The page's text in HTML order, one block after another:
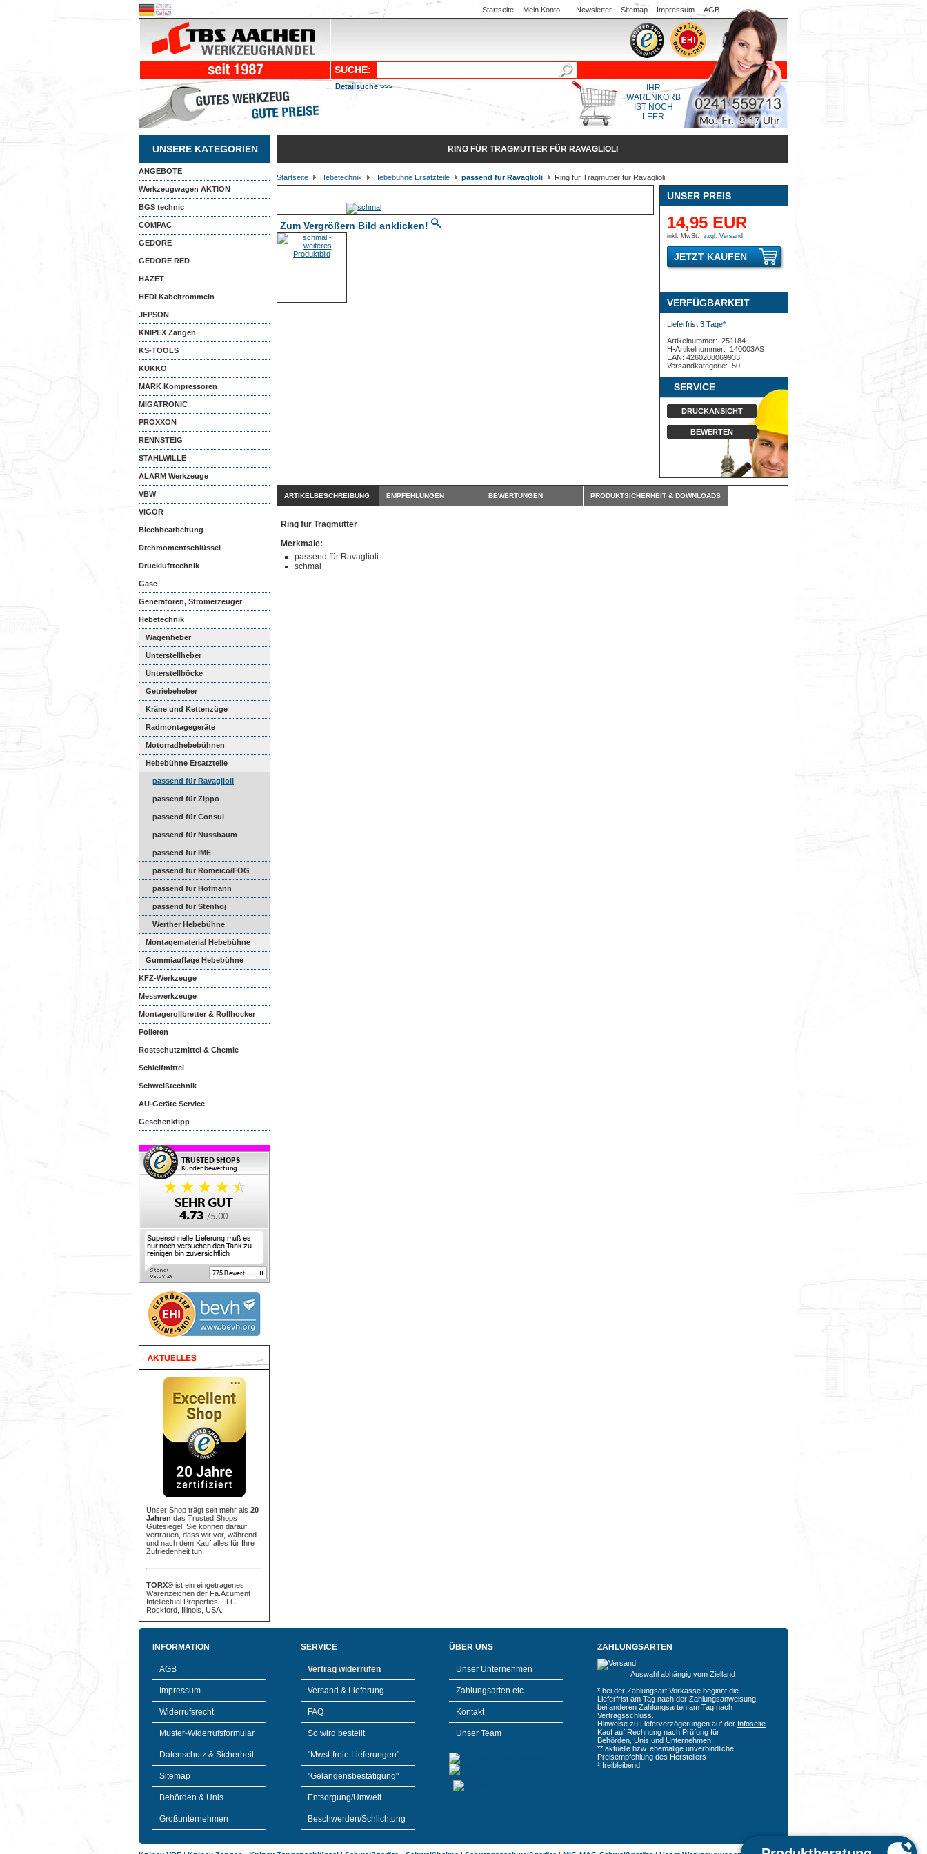
Startseite Mein Konto Newsletter Sitemap Impressum AGB
SUCHE:
Detailsuche >>>
IHR
WARENKORB
IST NOCH
LEER
UNSERE KATEGORIEN
ANGEBOTE
Werkzeugwagen AKTION
BGS technic
COMPAC
GEDORE
GEDORE RED
HAZET
HEDI Kabeltrommeln
JEPSON
KNIPEX Zangen
KS-TOOLS
KUKKO
MARK Kompressoren
MIGATRONIC
PROXXON
RENNSTEIG
STAHLWILLE
ALARM Werkzeuge
VBW
VIGOR
Blechbearbeitung
Drehmomentschlüssel
Drucklufttechnik
Gase
Generatoren, Stromerzeuger
Hebetechnik
Wagenheber
Unterstellheber
Unterstellböcke
Getriebeheber
Kräne und Kettenzüge
Radmontagegeräte
Motorradhebebühnen
Hebebühne Ersatzteile
passend für Ravaglioli
passend für Zippo
passend für Consul
passend für Nussbaum
passend für IME
passend für Romeico/FOG
passend für Hofmann
passend für Stenhoj
Werther Hebebühne
Montagematerial Hebebühne
Gummiauflage Hebebühne
KFZ-Werkzeuge
Messwerkzeuge
Montagerollbretter & Rollhocker
Polieren
Rostschutzmittel & Chemie
Schleifmittel
Schweißtechnik
AU-Geräte Service
Geschenktipp
Unser Shop trägt seit mehr als 20
Jahren das Trusted Shops
Gütesiegel. Sie können darauf
vertrauen, dass wir vor, während
und nach dem Kauf alles für Ihre
Zufriedenheit tun.
TORX® ist ein eingetragenes
Warenzeichen der Fa.Acument
Intellectual Properties, LLC
Rockford, Illinois, USA.
RING FÜR TRAGMUTTER FÜR RAVAGLIOLI
Startseite Hebetechnik Hebebühne Ersatzteile passend für Ravaglioli Ring für Tragmutter für Ravaglioli
Zum Vergrößern Bild anklicken!
UNSER PREIS
14,95 EUR
inkl. MwSt. zzgl. Versand
JETZT KAUFEN
VERFÜGBARKEIT
Lieferfrist 3 Tage*
Artikelnummer: 251184
H-Artikelnummer:
140003AS
EAN: 4260208069933
Versandkategorie: 50
SERVICE
DRUCKANSICHT
BEWERTEN
ARTIKELBESCHREIBUNG EMPFEHLUNGEN BEWERTUNGEN PRODUKTSICHERHEIT & DOWNLOADS
Ring für Tragmutter
Merkmale:
passend für Ravaglioli
schmal
INFORMATION
AGB
Impressum
Widerrufsrecht
Muster-Widerrufsformular
Datenschutz & Sicherheit
Sitemap
Behörden & Unis
Großunternehmen
SERVICE
Vertrag widerrufen
Versand & Lieferung
FAQ
So wird bestellt
"Mwst-freie Lieferungen"
"Gelangensbestätigung"
Entsorgung/Umwelt
Beschwerden/Schlichtung
ÜBER UNS
Unser Unternehmen
Zahlungsarten etc.
Kontakt
Unser Team
ZAHLUNGSARTEN
Auswahl abhängig vom Zielland
* bei der Zahlungsart Vorkasse beginnt die
Lieferfrist am Tag nach der Zahlungsanweisung,
bei anderen Zahlungsarten am Tag nach
Vertragsschluss.
Hinweise zu Lieferverzögerungen auf der Infoseite
Kauf auf Rechnung nach Prüfung für
Behörden, Unis und Unternehmen.
** aktuelle bzw. ehemalige unverbindliche
Preisempfehlung des Herstellers
¹ freibleibend